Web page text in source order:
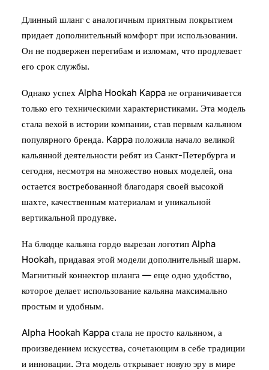
Длинный шланг с аналогичным приятным покрытием
придает дополнительный комфорт при использовании.
Он не подвержен перегибам и изломам, что продлевает
его срок службы.
Однако успех Alpha Hookah Kappa не ограничивается
только его техническими характеристиками. Эта модель
стала вехой в истории компании, став первым кальяном
популярного бренда. Kappa положила начало великой
кальянной деятельности ребят из Санкт-Петербурга и
сегодня, несмотря на множество новых моделей, она
остается востребованной благодаря своей высокой
шахте, качественным материалам и уникальной
вертикальной продувке.
На блюдце кальяна гордо вырезан логотип Alpha
Hookah, придавая этой модели дополнительный шарм.
Магнитный коннектор шланга — еще одно удобство,
которое делает использование кальяна максимально
простым и удобным.
Alpha Hookah Kappa стала не просто кальяном, а
произведением искусства, сочетающим в себе традиции
и инновации. Эта модель открывает новую эру в мире